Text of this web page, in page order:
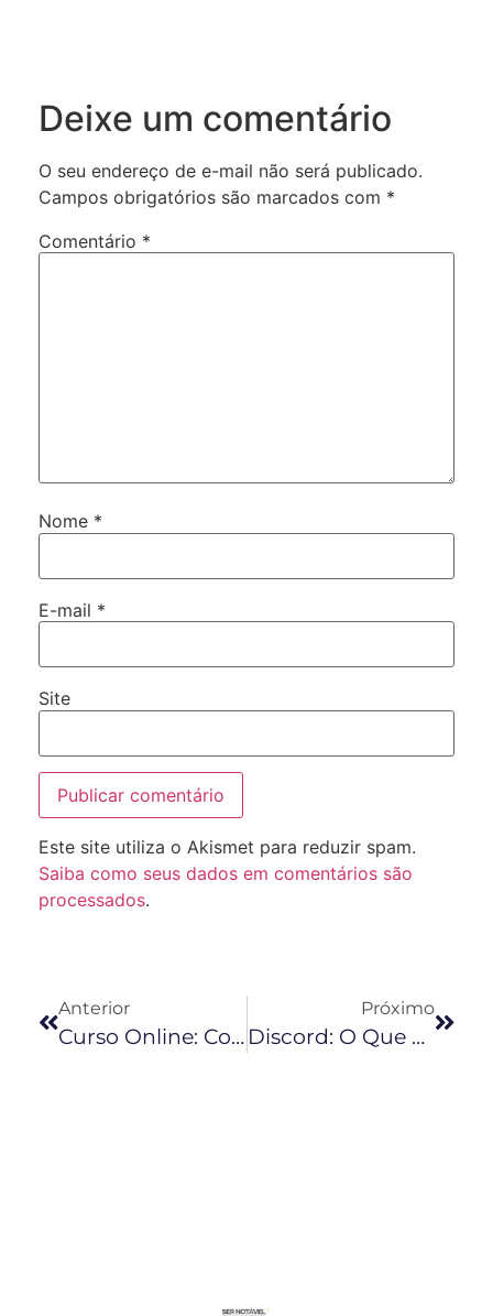
Deixe um comentário
O seu endereço de e-mail não será publicado.
Campos obrigatórios são marcados com *
Comentário *
Nome *
E-mail *
Site
Este site utiliza o Akismet para reduzir spam.
Saiba como seus dados em comentários são
processados.
Anterior
Curso Online: Confira 8 Dicas De Como Ganhar Dinheiro
Próximo
Discord: O Que É? Como Usar Os Servidores? São Os Novos Fóruns?